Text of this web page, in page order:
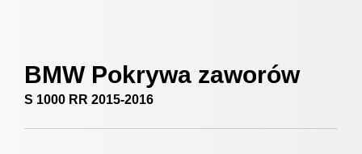
BMW Pokrywa zaworów
S 1000 RR 2015-2016